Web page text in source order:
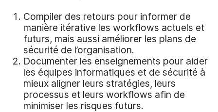
Compiler des retours pour informer de
manière itérative les workflows actuels et
futurs, mais aussi améliorer les plans de
sécurité de l’organisation.
Documenter les enseignements pour aider
les équipes informatiques et de sécurité à
mieux aligner leurs stratégies, leurs
processus et leurs workflows afin de
minimiser les risques futurs.